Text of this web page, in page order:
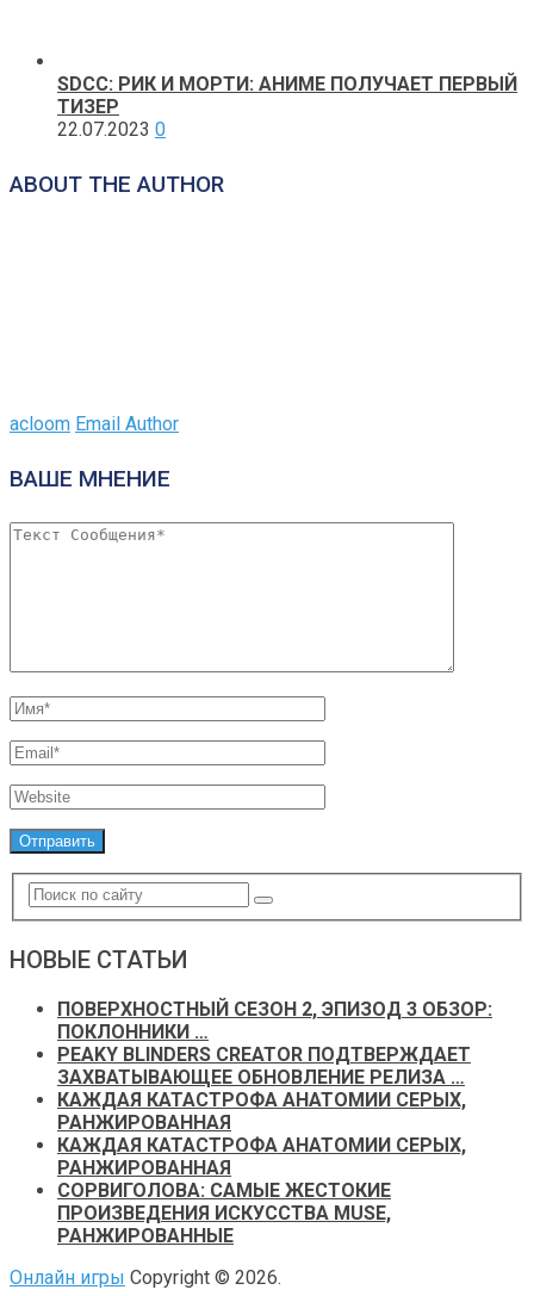
SDCC: РИК И МОРТИ: АНИМЕ ПОЛУЧАЕТ ПЕРВЫЙ
ТИЗЕР
22.07.2023 0
ABOUT THE AUTHOR
acloom Email Author
ВАШЕ МНЕНИЕ
НОВЫЕ СТАТЬИ
ПОВЕРХНОСТНЫЙ СЕЗОН 2, ЭПИЗОД 3 ОБЗОР:
ПОКЛОННИКИ …
PEAKY BLINDERS CREATOR ПОДТВЕРЖДАЕТ
ЗАХВАТЫВАЮЩЕЕ ОБНОВЛЕНИЕ РЕЛИЗА …
КАЖДАЯ КАТАСТРОФА АНАТОМИИ СЕРЫХ,
РАНЖИРОВАННАЯ
КАЖДАЯ КАТАСТРОФА АНАТОМИИ СЕРЫХ,
РАНЖИРОВАННАЯ
СОРВИГОЛОВА: САМЫЕ ЖЕСТОКИЕ
ПРОИЗВЕДЕНИЯ ИСКУССТВА MUSE,
РАНЖИРОВАННЫЕ
Онлайн игры Copyright © 2026.